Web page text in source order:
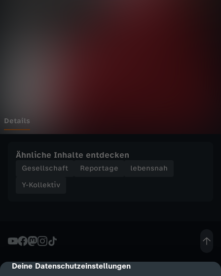
cmp-dialog-description
Deine Datenschutzeinstellungen
A
s
u
t
Details
Ähnliche Inhalte entdecken
Gesellschaft Reportage
lebensnah
Y-Kollektiv